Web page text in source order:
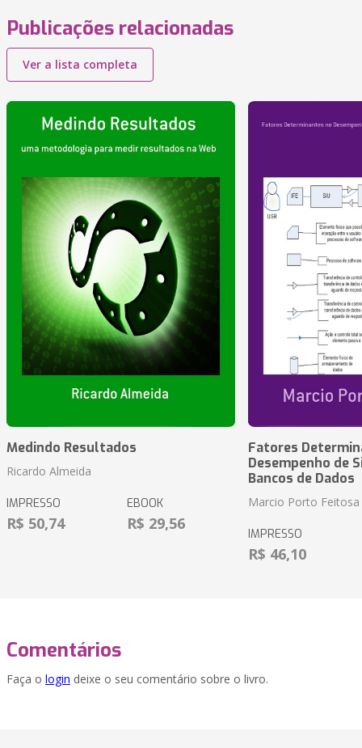
Publicações relacionadas
Ver a lista completa
Medindo Resultados
Ricardo Almeida
IMPRESSO
R$ 50,74
EBOOK
R$ 29,56
Fatores
Desempenho de
Bancos de Dados
Marcio Porto Feitosa
IMPRESSO
R$ 46,10
Comentários
Faça o login deixe o seu comentário sobre o livro.